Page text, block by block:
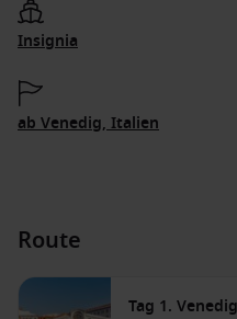
Insignia
ab Venedig, Italien
Route
Tag 1.